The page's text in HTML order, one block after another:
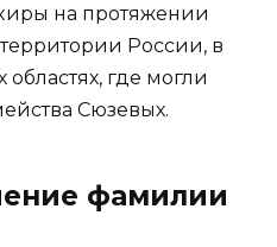
на протяжении
России, в
где могли
Сюзевых.
фамилии